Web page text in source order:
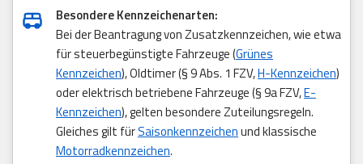
Besondere Kennzeichenarten:
Bei der Beantragung von Zusatzkennzeichen, wie etwa
für steuerbegünstigte Fahrzeuge (Grünes
Kennzeichen), Oldtimer (§ 9 Abs. 1 FZV,H-Kennzeichen)
oder elektrisch betriebene Fahrzeuge (§ 9a FZV,E-
Kennzeichen), gelten besondere Zuteilungsregeln.
Gleiches gilt fürSaisonkennzeichenund klassische
Motorradkennzeichen.